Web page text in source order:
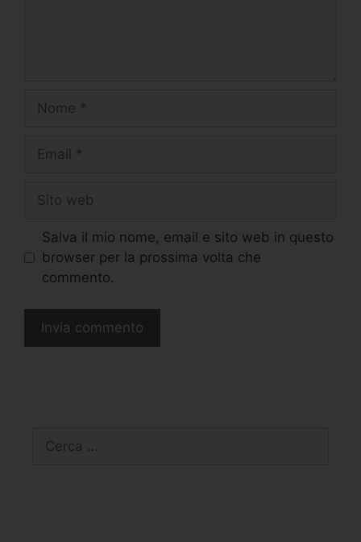
Salva il mio nome, email e sito web in questo
browser per la prossima volta che
commento.